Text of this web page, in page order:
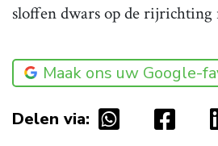
sloffen dwars op de rijrichting
Maak ons uw Google-
Delen via: